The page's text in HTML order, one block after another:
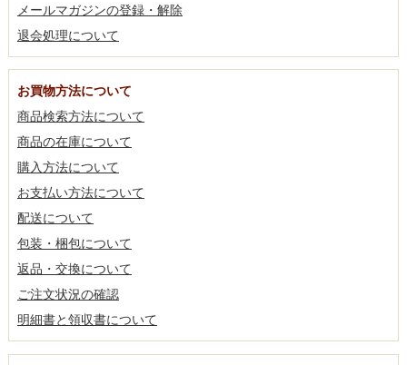
メールマガジンの登録・解除
退会処理について
お買物方法について
商品検索方法について
商品の在庫について
購入方法について
お支払い方法について
配送について
包装・梱包について
返品・交換について
ご注文状況の確認
明細書と領収書について